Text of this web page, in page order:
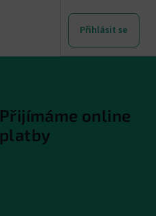
Přihlásit se
Přijímáme online
platby